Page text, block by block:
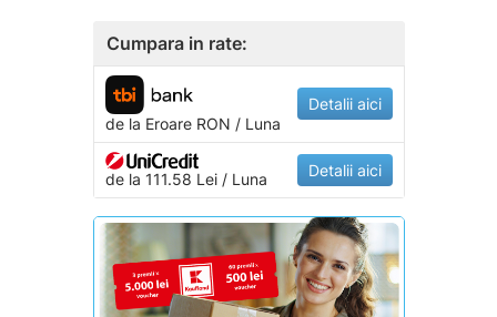
Cumpara in rate:
de la EroareRON / Luna
Detalii aici
de la 111.58 Lei / Luna Detalii aici